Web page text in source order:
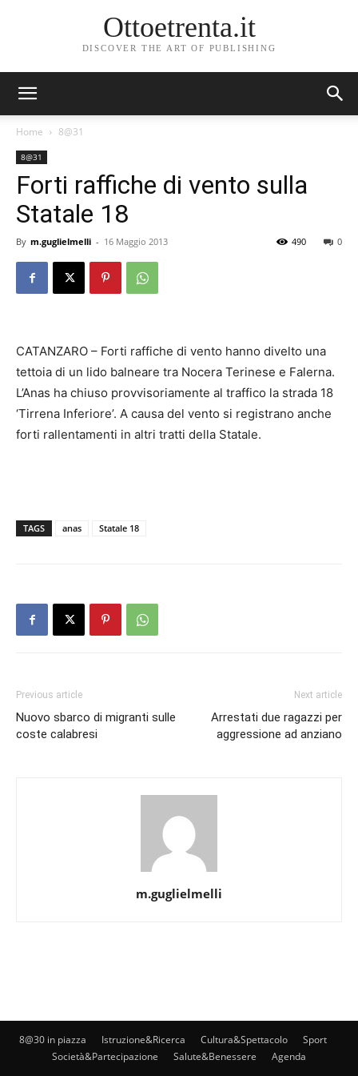
Ottoetrenta.it
DISCOVER THE ART OF PUBLISHING
Home 8@31
8@31
Forti raffiche di vento sulla
Statale 18
By m.guglielmelli - 16 Maggio 2013 0
490
CATANZARO – Forti raffiche di vento hanno divelto una
tettoia di un lido balneare tra Nocera Terinese e Falerna.
L’Anas ha chiuso provvisoriamente al traffico la strada 18
‘Tirrena Inferiore’. A causa del vento si registrano anche
forti rallentamenti in altri tratti della Statale.
TAGS anas Statale 18
Previous article
Nuovo sbarco di migranti sulle
coste calabresi
Next article
Arrestati due ragazzi per
aggressione ad anziano
m.guglielmelli
8@30 in piazza Istruzione&Ricerca Cultura&Spettacolo
Sport
Società&Partecipazione
Salute&Benessere Agenda